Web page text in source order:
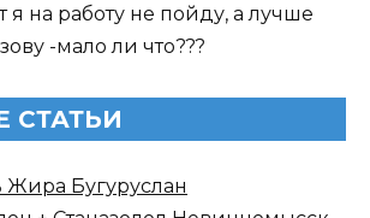
на работу не пойду, а лучше
-мало ли что???
СТАТЬИ
Жира Бугуруслан